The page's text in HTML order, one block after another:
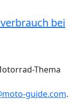
bei
Thema
guide.com.